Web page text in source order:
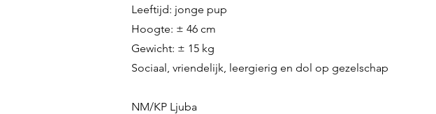
Leeftijd: jonge pup
Hoogte: ± 46 cm
Gewicht: ± 15 kg
Sociaal, vriendelijk, leergierig en dol op gezelschap
NM/KP Ljuba